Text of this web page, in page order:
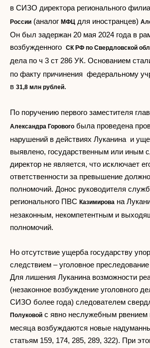
в СИЗО директора регионального
России (аналог МФЦ для иностранцев)
Он был задержан 20 мая 2024 года в
возбужденного СК РФ по Свердловской
дела по ч 3 ст 286 УК. Основанием
по факту причинения федеральному
в 31,8 млн рублей.
По поручению первого заместителя
Александра Горового была проведена
нарушений в действиях Луканина и
выявлено, государственным или иным
директор не является, что исключает
ответственности за превышение
полномочий. Донос руководителя
регионального ПВС Казимирова на
незаконным, некомпетентным и
полномочий.
Но отсутствие ущерба государству
следствием – уголовное
Для лишения Луканина возможности
(незаконное возбуждение уголовного
СИЗО более года) следователем
Полуковой с явно неслужебным
месяца возбуждаются новые
статьям 159, 174, 285, 289, 322). При